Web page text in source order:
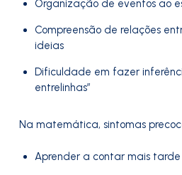
Organização de eventos ao
Compreensão de relações
ideias
Dificuldade em fazer
entrelinhas”
Na matemática, sintomas
Aprender a contar mais tarde